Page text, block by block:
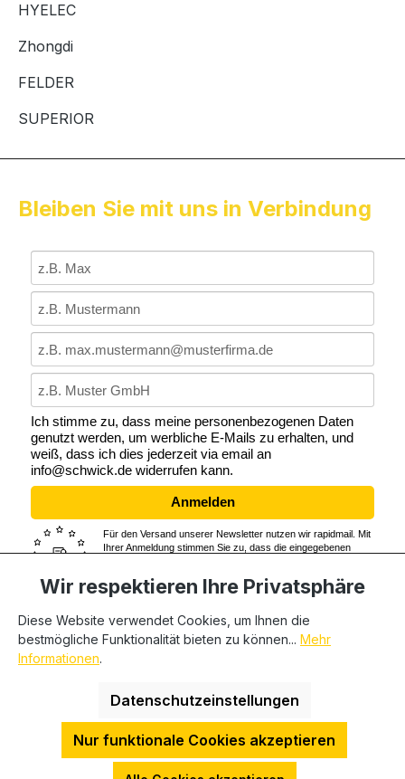
HYELEC
Zhongdi
FELDER
SUPERIOR
Bleiben Sie mit uns in Verbindung
Ich stimme zu, dass meine personenbezogenen Daten
genutzt werden, um werbliche E-Mails zu erhalten, und
weiß, dass ich dies jederzeit via email an
info@schwick.de widerrufen kann.
Anmelden
Für den Versand unserer Newsletter nutzen wir rapidmail. Mit
Ihrer Anmeldung stimmen Sie zu, dass die eingegebenen
* Alle Preise exkl. gesetzl. Mehrwertsteuer zzgl.
Versandkosten
private Endverbraucher können nicht beliefert werden.
HDESakura Theme byHosonoDE
Wir respektieren Ihre Privatsphäre
Diese Website verwendet Cookies, um Ihnen die
bestmögliche Funktionalität bieten zu können... Mehr
Informationen.
Datenschutzeinstellungen
Nur funktionale Cookies akzeptieren